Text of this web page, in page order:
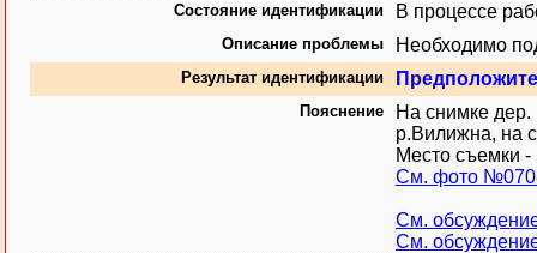
Состояние идентификации В процессе
Описание проблемы Необходимо
Результат идентификации
Пояснение
На снимке
р.Вилижна, на
Место съемки -
См. фото
См.
См.